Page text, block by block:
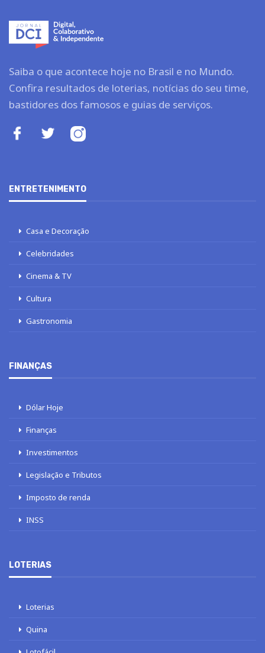
Saiba o que acontece hoje no Brasil e no Mundo.
Confira resultados de loterias, notícias do seu time,
bastidores dos famosos e guias de serviços.
ENTRETENIMENTO
Casa e Decoração
Celebridades
Cinema & TV
Cultura
Gastronomia
FINANÇAS
Dólar Hoje
Finanças
Investimentos
Legislação e Tributos
Imposto de renda
INSS
LOTERIAS
Loterias
Quina